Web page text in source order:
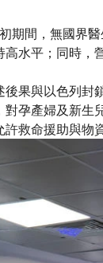
期間，無國界
水平；同時，
果與以色列封
孕產婦及新生
救命援助與物